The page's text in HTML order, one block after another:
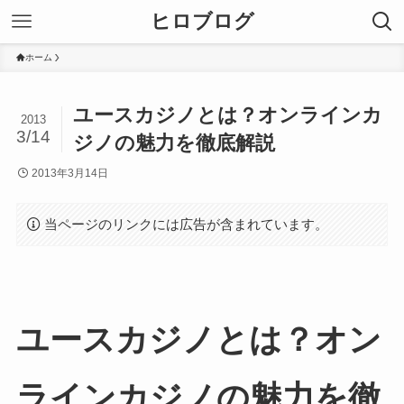
ヒロブログ
ホーム
ユースカジノとは？オンラインカ
ジノの魅力を徹底解説
2013
3/14
2013年3月14日
当ページのリンクには広告が含まれています。
ユースカジノとは？オン